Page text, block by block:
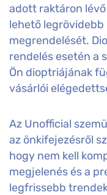
adott raktáron
lehető
megrendelését.
rendelés esetén a
Ön dioptriájának
vásárlói
Az Unofficial
az önkifejezésről
hogy nem kell
megjelenés és a
legfrissebb